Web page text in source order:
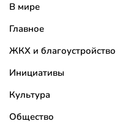
В мире
Главное
ЖКХ и благоустройство
Инициативы
Культура
Общество